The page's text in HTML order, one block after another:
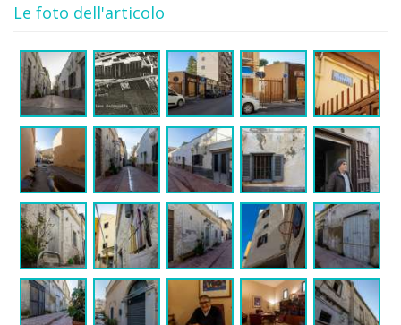
Le foto dell'articolo